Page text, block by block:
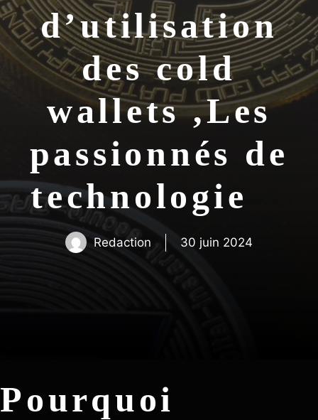
d’utilisation
des cold
wallets ,Les
passionnés de
technologie
Redaction 30 juin 2024
Pourquoi